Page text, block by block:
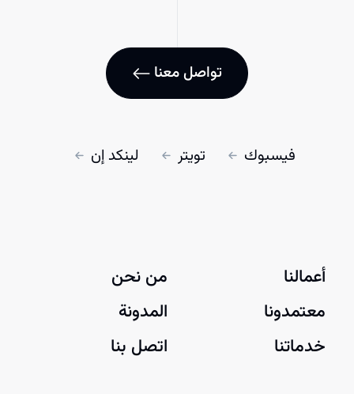
تواصل معنا
فيسبوك تويتر لينكد إن
أعمالنا
معتمدونا
خدماتنا
من نحن
المدونة
اتصل بنا